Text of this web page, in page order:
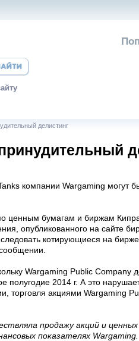
делистинг
компании Wargaming могут
ценным бумагам и биржам
опубликованного на сайте
котирующиеся на
Wargaming Public Company
полугодие 2014 г. А это
торговля акциями Wargaming
продажу акций и
показателях